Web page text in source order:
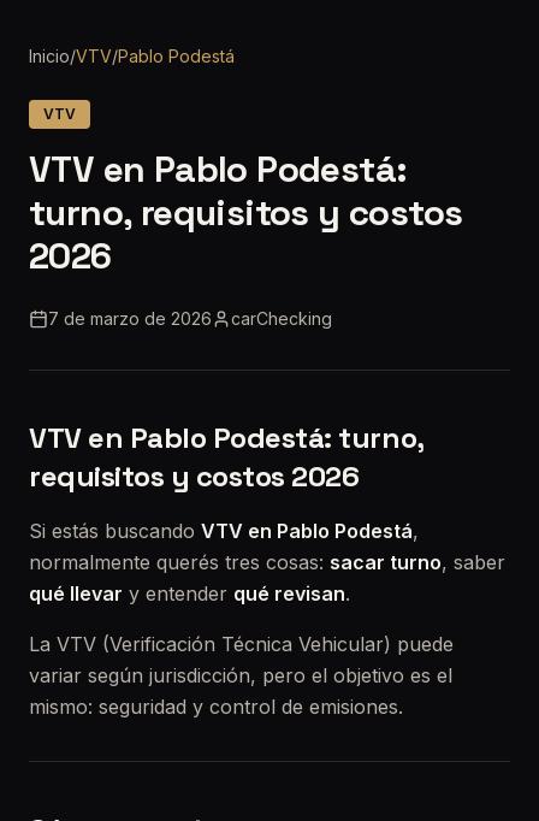
Inicio/VTV/Pablo Podestá
VTV
VTV en Pablo Podestá:
turno, requisitos y costos
2026
7 de marzo de 2026 carChecking
VTV en Pablo Podestá: turno,
requisitos y costos 2026
Si estás buscando VTV en Pablo Podestá,
normalmente querés tres cosas: sacar turno, saber
qué llevar y entender qué revisan.
La VTV (Verificación Técnica Vehicular) puede
variar según jurisdicción, pero el objetivo es el
mismo: seguridad y control de emisiones.